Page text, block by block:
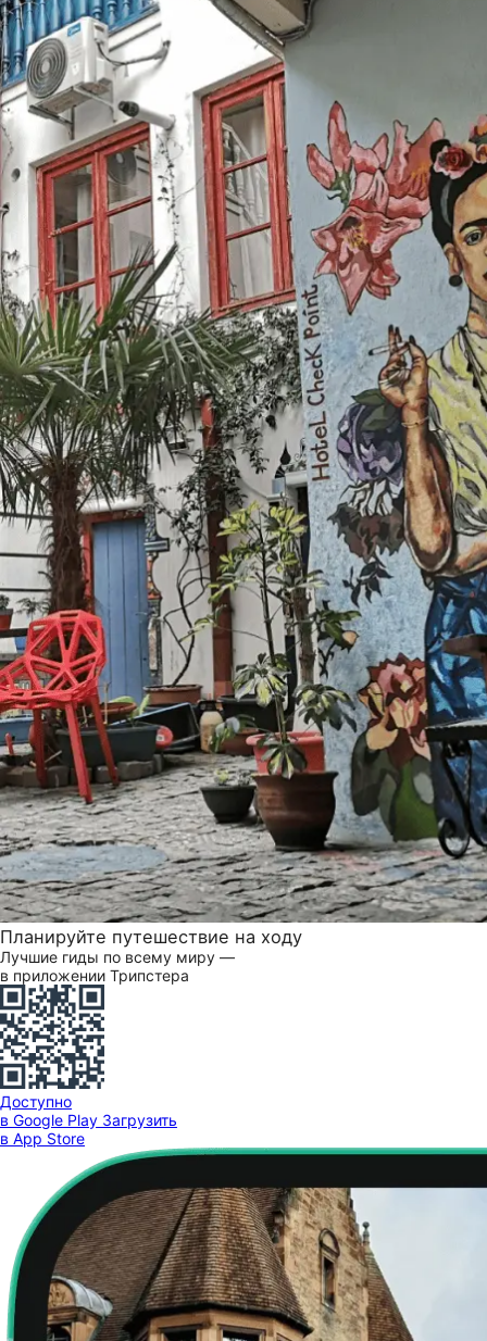
Планируйте путешествие на ходу
Лучшие гиды по всему миру —
в приложении Трипстера
Доступно
в Google Play Загрузить
в App Store